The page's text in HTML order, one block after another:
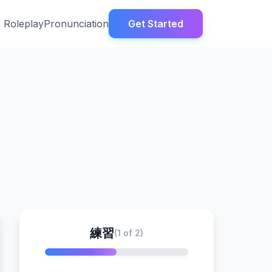
RoleplayPronunciation Get Started
練習(1 of 2)